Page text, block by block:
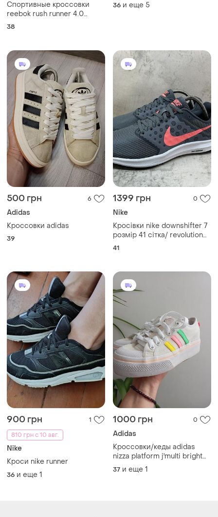
Спортивные кроссовки
reebok rush runner 4.0
оригинал, размер 38
38
36 и еще 5
500 грн 6
Adidas
Кроссовки adidas
39
1399 грн 0
Nike
Кросівки nike downshifter 7
розмір 41 сітка/ revolution
free run flyknit react lunar air
41
900 грн
1
810 грн с 10 авг.
Nike
Кроси nike runner
36 и еще 1
1000 грн 0
Adidas
Кроссовки/кеды adidas
nizza platform j'multi bright
stripes' 37-37.5
37 и еще 1